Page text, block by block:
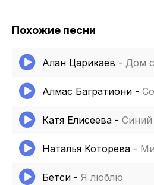
Похожие песни
Алан Царикаев - Дом
Алмас Багратиони -
Катя Елисеева - Синий
Наталья Которева -
Бетси - Я люблю